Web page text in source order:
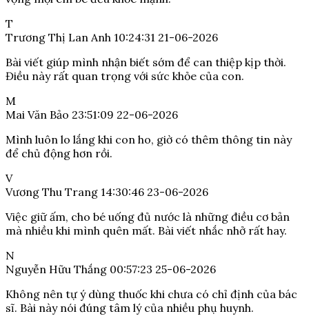
T
Trương Thị Lan Anh 10:24:31 21-06-2026
Bài viết giúp mình nhận biết sớm để can thiệp kịp thời.
Điều này rất quan trọng với sức khỏe của con.
M
Mai Văn Bảo 23:51:09 22-06-2026
Mình luôn lo lắng khi con ho, giờ có thêm thông tin này
để chủ động hơn rồi.
V
Vương Thu Trang 14:30:46 23-06-2026
Việc giữ ấm, cho bé uống đủ nước là những điều cơ bản
mà nhiều khi mình quên mất. Bài viết nhắc nhở rất hay.
N
Nguyễn Hữu Thắng 00:57:23 25-06-2026
Không nên tự ý dùng thuốc khi chưa có chỉ định của bác
sĩ. Bài này nói đúng tâm lý của nhiều phụ huynh.